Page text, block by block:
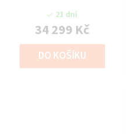
21 dní
34 299 Kč
DO KOŠÍKU